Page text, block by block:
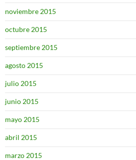
noviembre 2015
octubre 2015
septiembre 2015
agosto 2015
julio 2015
junio 2015
mayo 2015
abril 2015
marzo 2015